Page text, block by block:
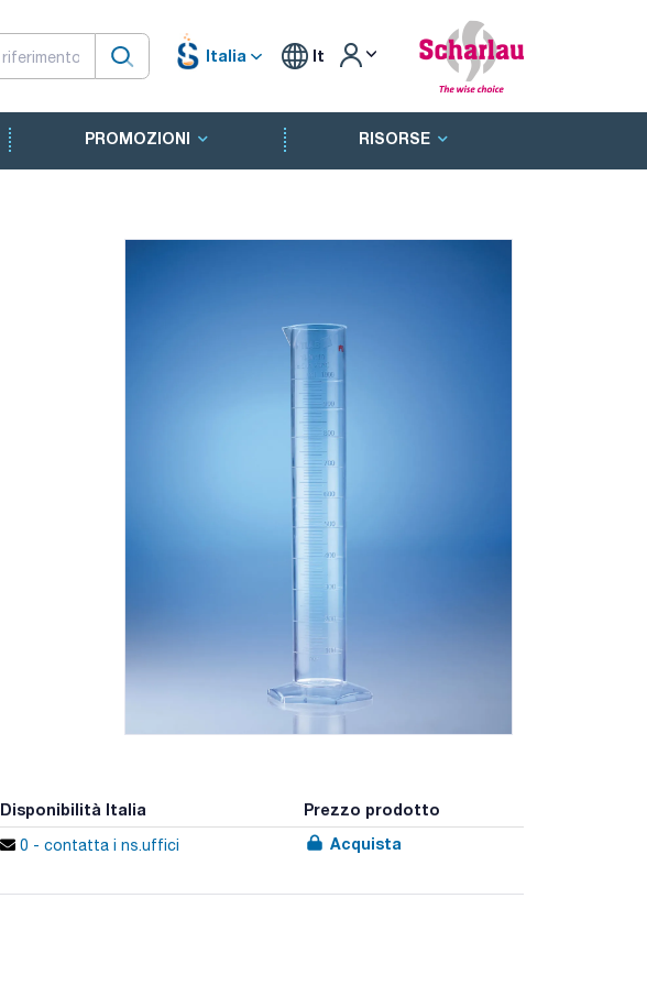
Italia It
PROMOZIONI RISORSE
Disponibilità Italia Prezzo prodotto
0 - contatta i ns.uffici Acquista